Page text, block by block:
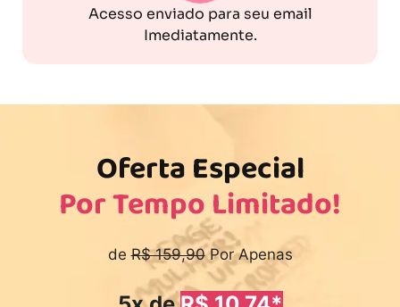
Acesso enviado para seu email
Imediatamente.
Oferta Especial
Por Tempo Limitado!
deR$ 159,90Por Apenas